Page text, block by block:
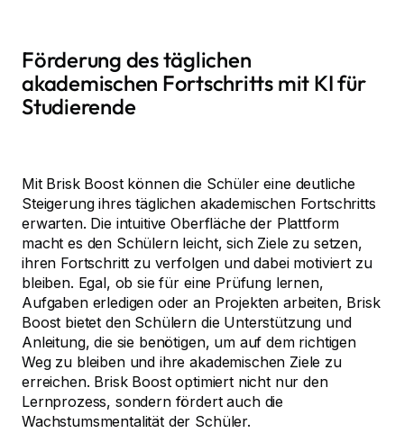
Förderung des täglichen
akademischen Fortschritts mit KI für
Studierende
Mit Brisk Boost können die Schüler eine deutliche
Steigerung ihres täglichen akademischen Fortschritts
erwarten. Die intuitive Oberfläche der Plattform
macht es den Schülern leicht, sich Ziele zu setzen,
ihren Fortschritt zu verfolgen und dabei motiviert zu
bleiben. Egal, ob sie für eine Prüfung lernen,
Aufgaben erledigen oder an Projekten arbeiten, Brisk
Boost bietet den Schülern die Unterstützung und
Anleitung, die sie benötigen, um auf dem richtigen
Weg zu bleiben und ihre akademischen Ziele zu
erreichen. Brisk Boost optimiert nicht nur den
Lernprozess, sondern fördert auch die
Wachstumsmentalität der Schüler.